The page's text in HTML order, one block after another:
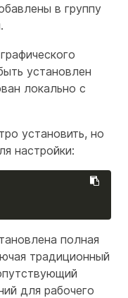
в группу
установлен
локально с
установить, но
настройки:
полная
традиционный
для рабочего